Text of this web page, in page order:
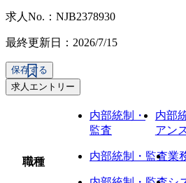
求人No.：NJB2378930
最終更新日：2026/7/15
保存する
求人エントリー
職種
内部統制・
監査
内部
アン
内部統制・監査業